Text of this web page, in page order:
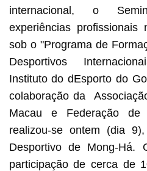
internacional, o
experiências
sob o "Programa de
Desportivos
Instituto do dEsporto do
colaboração da
Macau e Federação de
realizou-se ontem (dia
Desportivo de Mong-Há.
participação de cerca de